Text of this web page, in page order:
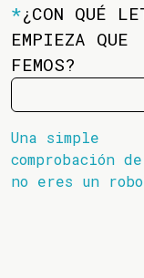
*¿CON QUÉ
EMPIEZA QUE
FEMOS?
Una simple
comprobación
no eres un